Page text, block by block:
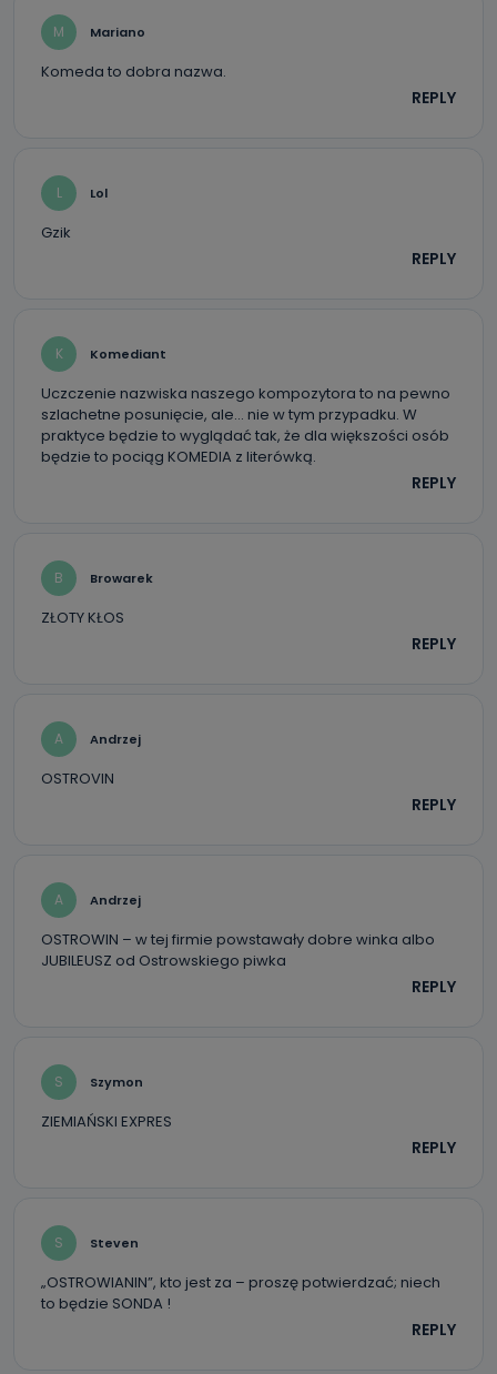
M Mariano
Komeda to dobra nazwa.
REPLY
L Lol
Gzik
REPLY
K Komediant
Uczczenie nazwiska naszego kompozytora to na pewno
szlachetne posunięcie, ale… nie w tym przypadku. W
praktyce będzie to wyglądać tak, że dla większości osób
będzie to pociąg KOMEDIA z literówką.
REPLY
B Browarek
ZŁOTY KŁOS
REPLY
A Andrzej
OSTROVIN
REPLY
A Andrzej
OSTROWIN – w tej firmie powstawały dobre winka albo
JUBILEUSZ od Ostrowskiego piwka
REPLY
S Szymon
ZIEMIAŃSKI EXPRES
REPLY
S Steven
„OSTROWIANIN”, kto jest za – proszę potwierdzać; niech
to będzie SONDA !
REPLY